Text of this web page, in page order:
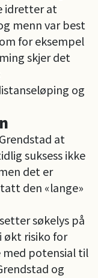
idretter at
menn var best
for eksempel
skjer det
og
at
suksess ikke
det er
den «lange»
søkelys på
økt risiko for
med potensial til
og